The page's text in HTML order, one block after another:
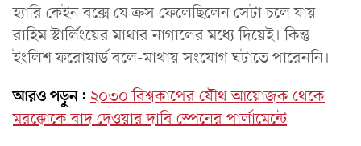
হ্যারি কেইন বক্সে যে ক্রস ফেলেছিলেন সেটা চলে যায়
রাহিম স্টার্লিংয়ের মাথার নাগালের মধ্যে দিয়েই। কিন্তু
ইংলিশ ফরোয়ার্ড বলে-মাথায় সংযোগ ঘটাতে পারেননি।
আরও পড়ুন: ২০৩০ বিশ্বকাপের যৌথ আয়োজক থেকে
মরক্কোকে বাদ দেওয়ার দাবি স্পেনের পার্লামেন্টে